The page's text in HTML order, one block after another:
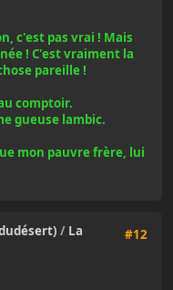
c'est pas vrai ! Mais
! C'est vraiment la
pareille !
comptoir.
gueuse lambic.
mon pauvre frère, lui
#12
/ La